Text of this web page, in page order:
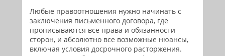
Любые правоотношения нужно начинать с
заключения письменного договора, где
прописываются все права и обязанности
сторон, и абсолютно все возможные нюансы,
включая условия досрочного расторжения.